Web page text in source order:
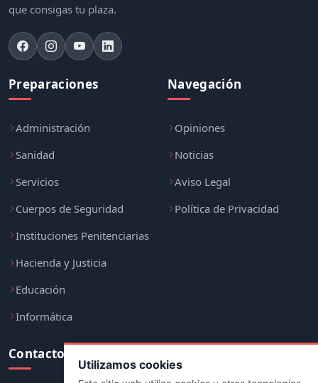
Utilizamos cookies
que consigas tu plaza.
Preparaciones
Administración
Sanidad
Servicios
Cuerpos de Seguridad
Instituciones Penitenciarias
Hacienda y Justicia
Educación
Informática
Navegación
Opiniones
Noticias
Aviso Legal
Política de Privacidad
Contacto